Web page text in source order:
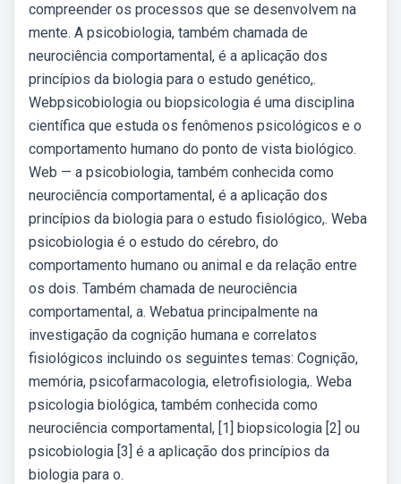
compreender os processos que se desenvolvem na
mente. A psicobiologia, também chamada de
neurociência comportamental, é a aplicação dos
princípios da biologia para o estudo genético,.
Webpsicobiologia ou biopsicologia é uma disciplina
científica que estuda os fenômenos psicológicos e o
comportamento humano do ponto de vista biológico.
Web — a psicobiologia, também conhecida como
neurociência comportamental, é a aplicação dos
princípios da biologia para o estudo fisiológico,. Weba
psicobiologia é o estudo do cérebro, do
comportamento humano ou animal e da relação entre
os dois. Também chamada de neurociência
comportamental, a. Webatua principalmente na
investigação da cognição humana e correlatos
fisiológicos incluindo os seguintes temas: Cognição,
memória, psicofarmacologia, eletrofisiologia,. Weba
psicologia biológica, também conhecida como
neurociência comportamental, [1] biopsicologia [2] ou
psicobiologia [3] é a aplicação dos princípios da
biologia para o.